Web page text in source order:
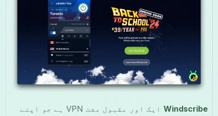
Windscribe
ایک اور مقبول مفت VPN ہے جو اپنے